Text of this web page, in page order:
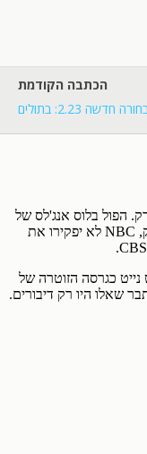
הכתבה הקודמת
חדשה 2.23: בתולים